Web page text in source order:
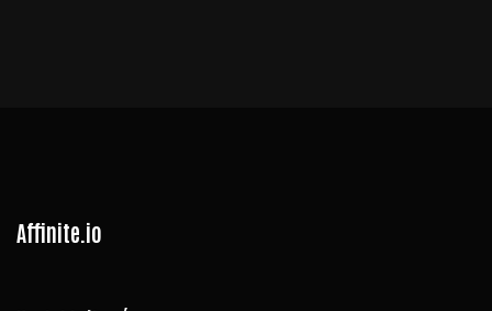
Affinite.io